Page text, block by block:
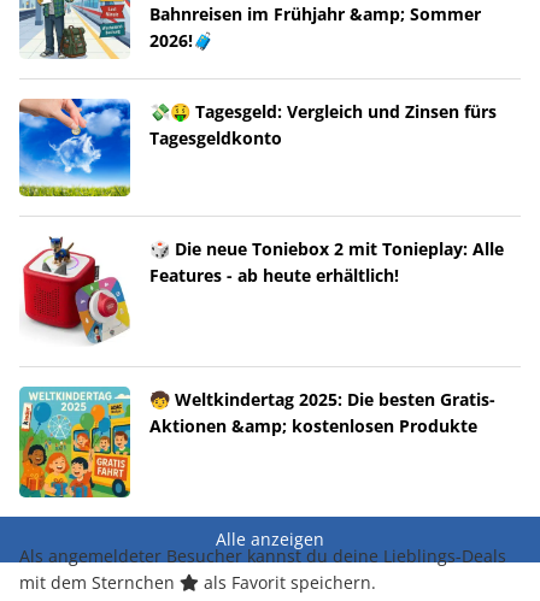
Bahnreisen im Frühjahr &amp; Sommer
2026!🧳
💸🤑 Tagesgeld: Vergleich und Zinsen fürs
Tagesgeldkonto
🎲 Die neue Toniebox 2 mit Tonieplay: Alle
Features - ab heute erhältlich!
🧒 Weltkindertag 2025: Die besten Gratis-
Aktionen &amp; kostenlosen Produkte
Alle anzeigen
Als angemeldeter Besucher kannst du deine Lieblings-Deals
mit dem Sternchen
als Favorit speichern.